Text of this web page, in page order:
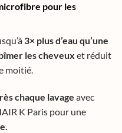
pour les
3× plus d’eau qu’une
les cheveux et réduit
moitié.
chaque lavage avec
K Paris pour une